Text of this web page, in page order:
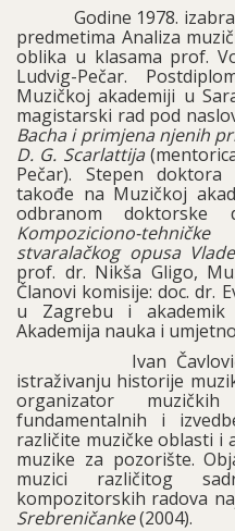
Godine 1978.
predmetima Analiza
oblika u klasama prof.
Ludvig-Pečar.
Muzičkoj akademiji u
magistarski rad pod
Bacha i primjena njenih
D. G. Scarlattija
Pečar). Stepen
takođe na Muzičkoj
odbranom doktorske
Kompoziciono-
stvaralačkog opusa
prof. dr. Nikša Gligo,
Članovi komisije: doc. dr.
u Zagrebu i akademik
Akademija nauka i
Ivan Čavlović je
istraživanju historije
organizator
fundamentalnih i
različite muzičke oblasti
muzike za pozorište.
muzici različitog
kompozitorskih radova
Srebreničanke(2004).